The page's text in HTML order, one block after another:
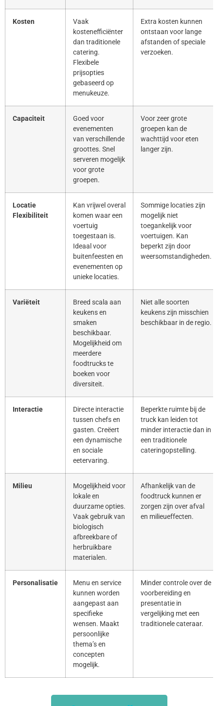
Kosten
Vaak
kostenefficiënter
dan traditionele
catering.
Flexibele
prijsopties
gebaseerd op
menukeuze.
Extra kosten kunnen
ontstaan voor lange
afstanden of speciale
verzoeken.
Capaciteit
Goed voor
evenementen
van verschillende
groottes. Snel
serveren mogelijk
voor grote
groepen.
Voor zeer grote
groepen kan de
wachttijd voor eten
langer zijn.
Locatie
Flexibiliteit
Kan vrijwel overal
komen waar een
voertuig
toegestaan is.
Ideaal voor
buitenfeesten en
evenementen op
unieke locaties.
Sommige locaties zijn
mogelijk niet
toegankelijk voor
voertuigen. Kan
beperkt zijn door
weersomstandigheden.
Variëteit
Breed scala aan
keukens en
smaken
beschikbaar.
Mogelijkheid om
meerdere
foodtrucks te
boeken voor
diversiteit.
Niet alle soorten
keukens zijn misschien
beschikbaar in de regio.
Interactie
Directe interactie
tussen chefs en
gasten. Creëert
een dynamische
en sociale
eetervaring.
Beperkte ruimte bij de
truck kan leiden tot
minder interactie dan in
een traditionele
cateringopstelling.
Milieu
Mogelijkheid voor
lokale en
duurzame opties.
Vaak gebruik van
biologisch
afbreekbare of
herbruikbare
materialen.
Afhankelijk van de
foodtruck kunnen er
zorgen zijn over afval
en milieueffecten.
Personalisatie
Menu en service
kunnen worden
aangepast aan
specifieke
wensen. Maakt
persoonlijke
thema’s en
concepten
mogelijk.
Minder controle over de
voorbereiding en
presentatie in
vergelijking met een
traditionele cateraar.